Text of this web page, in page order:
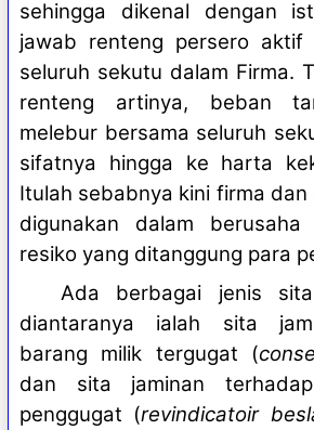
sehingga dikenal dengan
jawab renteng persero aktif
seluruh sekutu dalam Firma.
renteng artinya, beban
melebur bersama seluruh
sifatnya hingga ke harta
Itulah sebabnya kini firma dan
digunakan dalam
resiko yang ditanggung para
Ada berbagai jenis
diantaranya ialah sita
barang milik tergugat (
dan sita jaminan
penggugat (revindicatoir